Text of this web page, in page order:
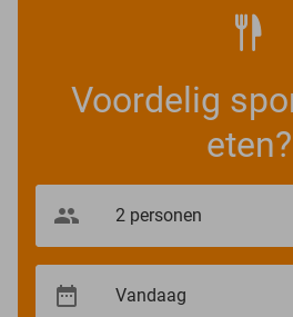
Voordelig
eten?